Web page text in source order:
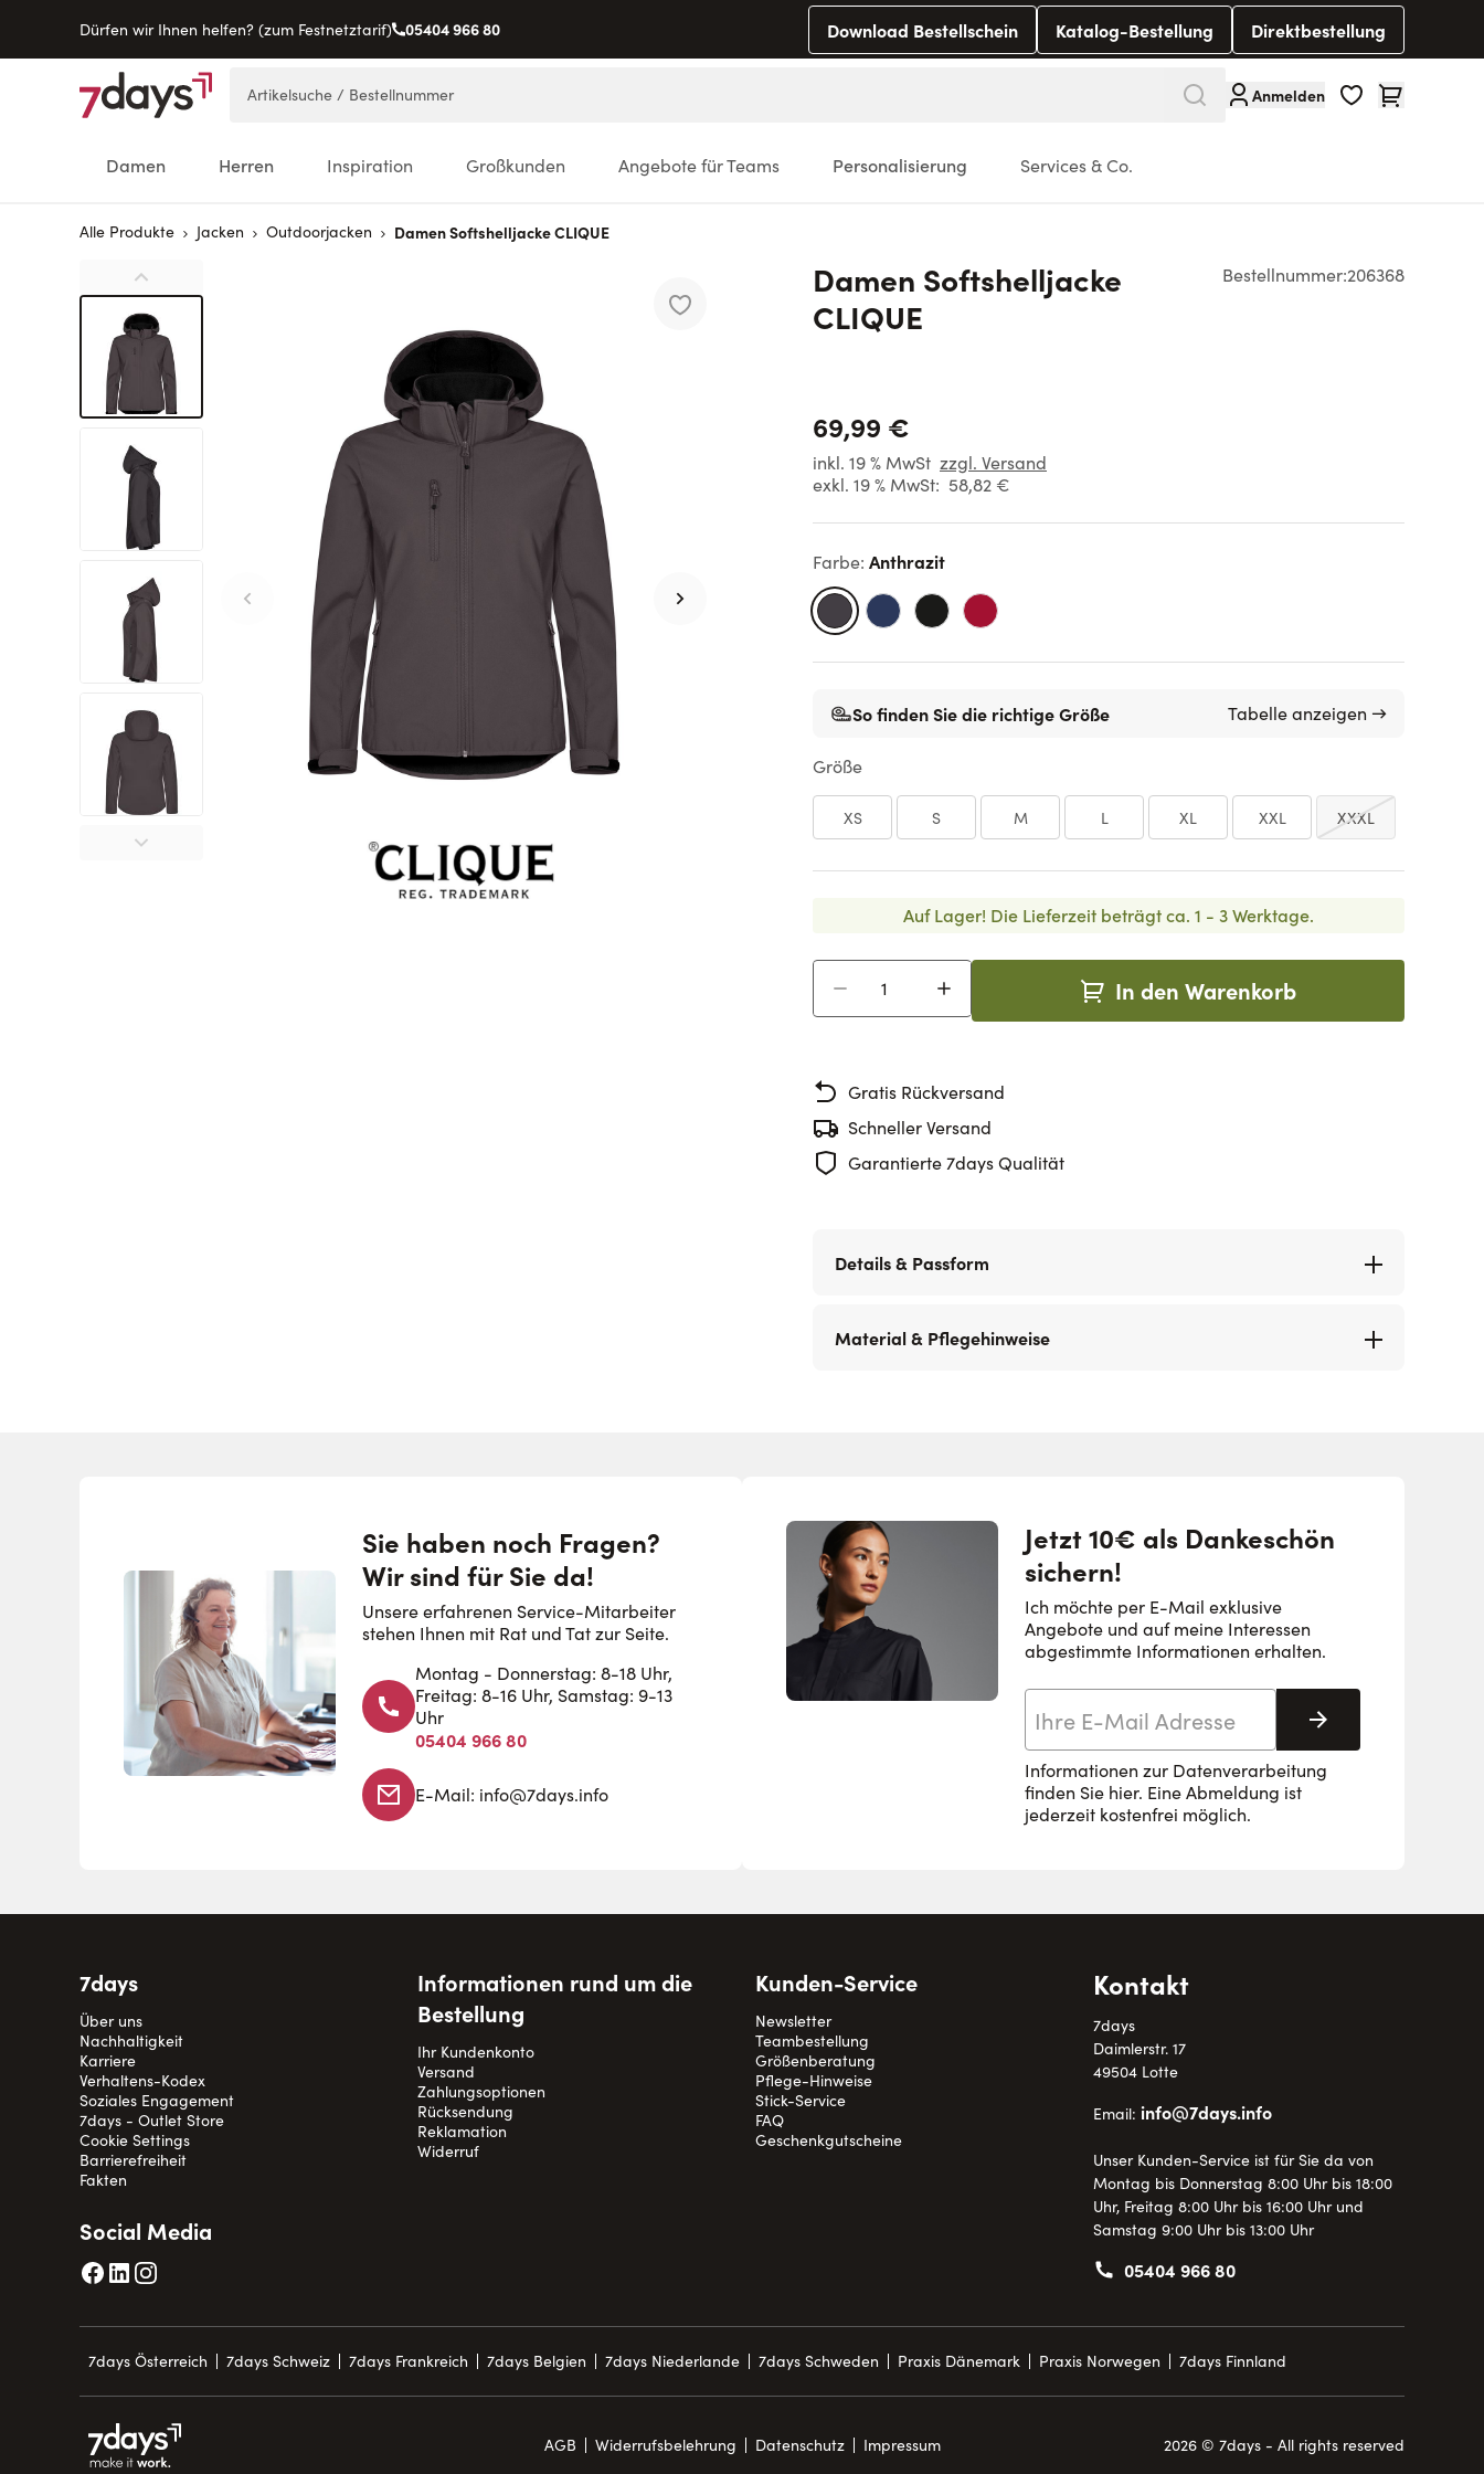
Dürfen wir Ihnen helfen? (zum Festnetztarif) 05404 966 80 Download Bestellschein Katalog-Bestellung Direktbestellung
Direkt zum Inhalt
Anmelden Warenkorb
Damen Herren Inspiration Großkunden Angebote für Teams Personalisierung Services & Co.
Alle Produkte Jacken Outdoorjacken Damen Softshelljacke CLIQUE
Bestellnummer:206368
Damen Softshelljacke
CLIQUE
69,99 €
inkl. 19 % MwSt zzgl. Versand
exkl. 19 % MwSt: 58,82 €
Farbe: Anthrazit
So finden Sie die richtige Größe Tabelle anzeigen →
Größe
XS S M L XL XXL XXXL
Auf Lager! Die Lieferzeit beträgt ca. 1 - 3 Werktage.
In den Warenkorb
Gratis Rückversand
Schneller Versand
Garantierte 7days Qualität
Details & Passform
Material & Pflegehinweise
Sie haben noch Fragen?
Wir sind für Sie da!
Unsere erfahrenen Service-Mitarbeiter
stehen Ihnen mit Rat und Tat zur Seite.
Montag - Donnerstag: 8-18 Uhr,
Freitag: 8-16 Uhr, Samstag: 9-13
Uhr
05404 966 80
E-Mail: info@7days.info
Jetzt 10€ als Dankeschön
sichern!
Ich möchte per E-Mail exklusive
Angebote und auf meine Interessen
abgestimmte Informationen erhalten.
Abonnieren
Informationen zur Datenverarbeitung
finden Sie hier. Eine Abmeldung ist
jederzeit kostenfrei möglich.
7days
Über uns
Nachhaltigkeit
Karriere
Verhaltens-Kodex
Soziales Engagement
7days - Outlet Store
Cookie Settings
Barrierefreiheit
Fakten
Informationen rund um die
Bestellung
Ihr Kundenkonto
Versand
Zahlungsoptionen
Rücksendung
Reklamation
Widerruf
Kunden-Service
Newsletter
Teambestellung
Größenberatung
Pflege-Hinweise
Stick-Service
FAQ
Geschenkgutscheine
Kontakt
7days
Daimlerstr. 17
49504 Lotte
Email: info@7days.info
Unser Kunden-Service ist für Sie da von
Montag bis Donnerstag 8:00 Uhr bis 18:00
Uhr, Freitag 8:00 Uhr bis 16:00 Uhr und
Samstag 9:00 Uhr bis 13:00 Uhr
05404 966 80
Social Media
7days Österreich 7days Schweiz 7days Frankreich 7days Belgien 7days Niederlande 7days Schweden Praxis Dänemark Praxis Norwegen 7days Finnland
AGB Widerrufsbelehrung Datenschutz Impressum 2026 © 7days - All rights reserved